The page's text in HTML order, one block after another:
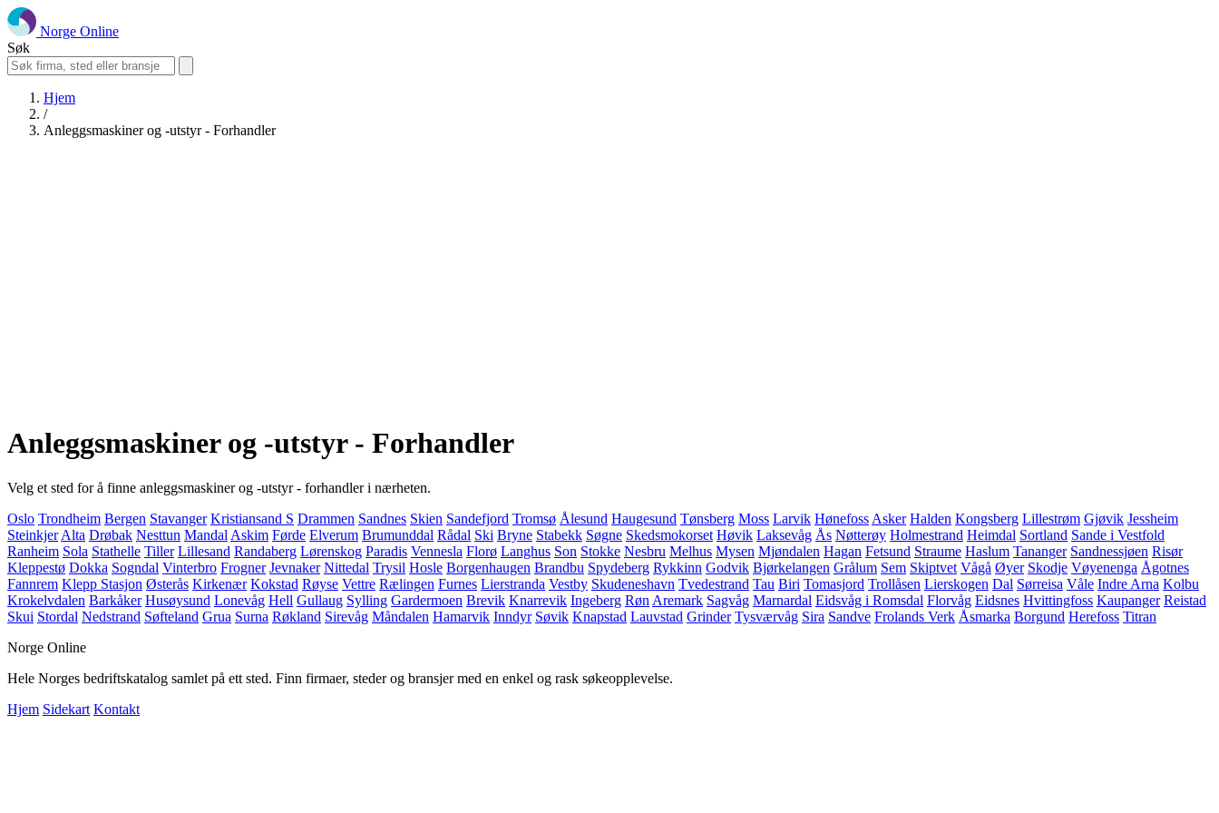
Norge Online
Søk
Hjem
/
Anleggsmaskiner og -utstyr - Forhandler
Anleggsmaskiner og -utstyr - Forhandler
Velg et sted for å finne anleggsmaskiner og -utstyr - forhandler i nærheten.
Oslo Trondheim Bergen Stavanger Kristiansand S Drammen Sandnes Skien Sandefjord Tromsø Ålesund Haugesund Tønsberg Moss Larvik Hønefoss Asker Halden Kongsberg Lillestrøm Gjøvik Jessheim
Steinkjer Alta Drøbak Nesttun Mandal Askim Førde Elverum Brumunddal Rådal Ski Bryne Stabekk Søgne Skedsmokorset Høvik Laksevåg Ås Nøtterøy Holmestrand Heimdal Sortland Sande i Vestfold
Ranheim Sola Stathelle Tiller Lillesand Randaberg Lørenskog Paradis Vennesla Florø Langhus Son Stokke Nesbru Melhus Mysen Mjøndalen Hagan Fetsund Straume Haslum Tananger Sandnessjøen Risør
Kleppestø Dokka Sogndal Vinterbro Frogner Jevnaker Nittedal Trysil Hosle Borgenhaugen Brandbu Spydeberg Rykkinn Godvik Bjørkelangen Grålum Sem Skiptvet Vågå Øyer Skodje Vøyenenga Ågotnes
Fannrem Klepp Stasjon Østerås Kirkenær Kokstad Røyse Vettre Rælingen Furnes Lierstranda Vestby Skudeneshavn Tvedestrand Tau Biri Tomasjord Trollåsen Lierskogen Dal Sørreisa Våle Indre Arna Kolbu
Krokelvdalen Barkåker Husøysund Lonevåg Hell Gullaug Sylling Gardermoen Brevik Knarrevik Ingeberg Røn Aremark Sagvåg Marnardal Eidsvåg i Romsdal Florvåg Eidsnes Hvittingfoss Kaupanger Reistad
Skui Stordal Nedstrand Søfteland Grua Surna Røkland Sirevåg Måndalen Hamarvik Inndyr Søvik Knapstad Lauvstad Grinder Tysværvåg Sira Sandve Frolands Verk Åsmarka Borgund Herefoss Titran
Norge Online
Hele Norges bedriftskatalog samlet på ett sted. Finn firmaer, steder og bransjer med en enkel og rask søkeopplevelse.
Hjem Sidekart Kontakt